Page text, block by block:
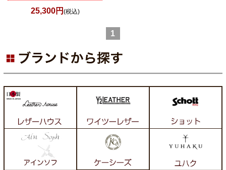
25,300円 (税込)
1